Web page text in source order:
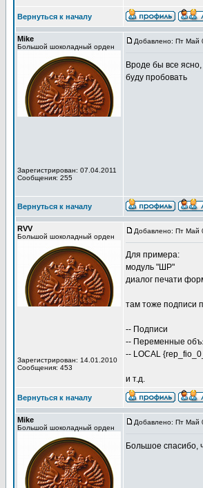
Вернуться к началу
Mike
Большой шоколадный орден
Зарегистрирован: 07.04.2011
Сообщения: 255
Добавлено: Пт Май
Вроде бы все
буду пробовать
Вернуться к началу
RVV
Большой шоколадный орден
Зарегистрирован: 14.01.2010
Сообщения: 453
Добавлено: Пт Май
Для примера:
модуль "ШР"
диалог печати
там тоже подписи
-- Подписи
-- Переменные
-- LOCAL
и т.д.
Вернуться к началу
Mike
Большой шоколадный орден
Добавлено: Пт Май
Большое спасибо,